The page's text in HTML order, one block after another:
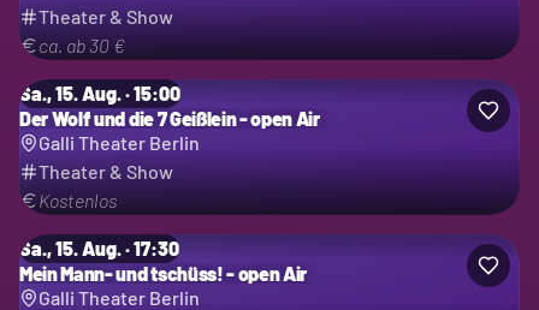
Theater & Show
ca. ab 30 €
Sa., 15. Aug. · 15:00
Der Wolf und die 7 Geißlein - open Air
Galli Theater Berlin
Theater & Show
Kostenlos
Sa., 15. Aug. · 17:30
Mein Mann- und tschüss! - open Air
Galli Theater Berlin